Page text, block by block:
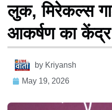
लुक, मिरेकल्स
आकर्षण का केंद्र
by Kriyansh
May 19, 2026